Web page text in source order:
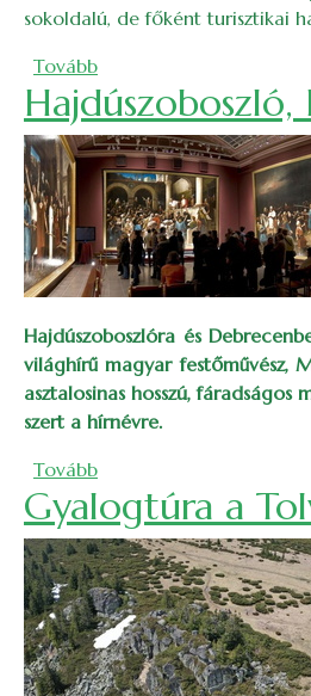
sokoldalú, de főként turisztikai
Tovább(Honismereti kirándulás
Hajdúszoboszlóra és
világhírű magyar festőművész,
asztalosinas hosszú,
szert a hírnévre.
Tovább(Hajdúszoboszló,
Gyalogtúra a